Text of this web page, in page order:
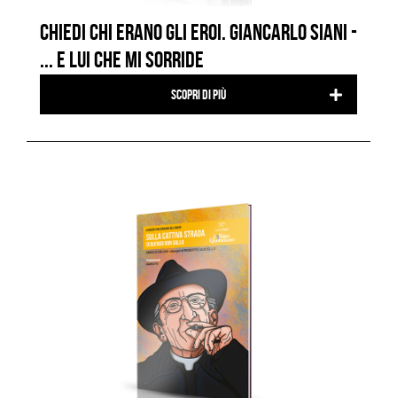
CHIEDI CHI ERANO GLI EROI. GIANCARLO SIANI -
... E LUI CHE MI SORRIDE
Scopri di più